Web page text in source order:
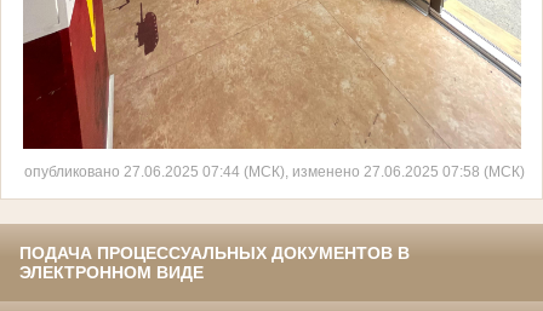
опубликовано 27.06.2025 07:44 (МСК), изменено 27.06.2025 07:58 (МСК)
ПОДАЧА ПРОЦЕССУАЛЬНЫХ ДОКУМЕНТОВ В
ЭЛЕКТРОННОМ ВИДЕ